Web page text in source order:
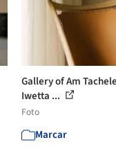
Gallery of Am
Iwetta ...
Foto
Marcar